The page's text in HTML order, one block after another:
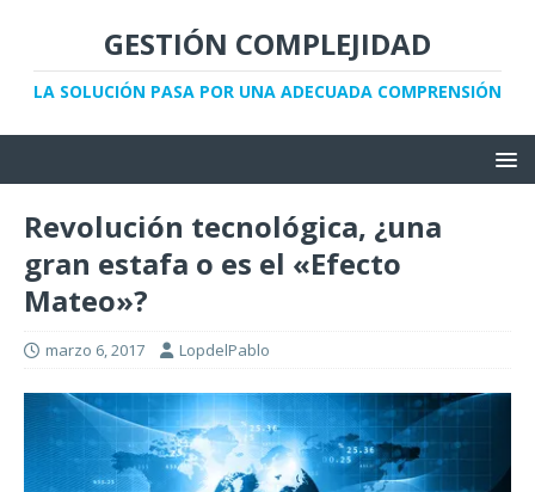
GESTIÓN COMPLEJIDAD
LA SOLUCIÓN PASA POR UNA ADECUADA COMPRENSIÓN
Revolución tecnológica, ¿una
gran estafa o es el «Efecto
Mateo»?
marzo 6, 2017 LopdelPablo